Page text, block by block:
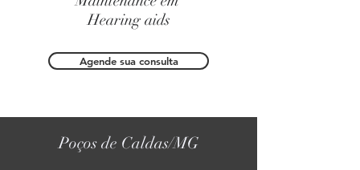
Hearing aids
Agende sua consulta
Poços de Caldas/MG